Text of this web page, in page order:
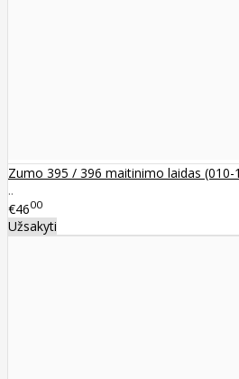
Zumo 395 / 396 maitinimo laidas (010-
..
€4600
Užsakyti